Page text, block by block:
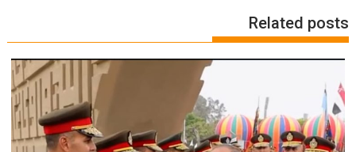
Related posts